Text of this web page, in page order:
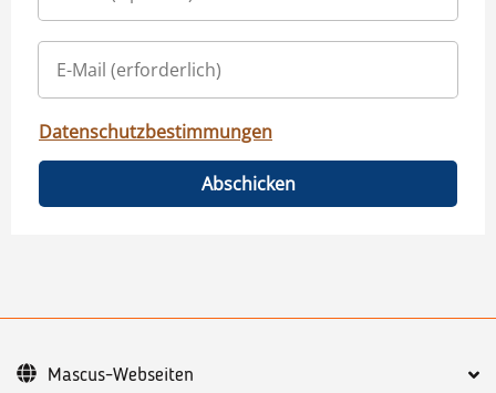
Datenschutzbestimmungen
Abschicken
Mascus-Webseiten